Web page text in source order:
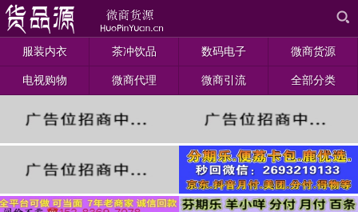
服装内衣 茶冲饮品 数码电子 微商货源
电视购物 微商代理 微商引流 全部分类